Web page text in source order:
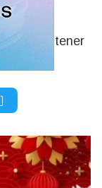
podrían tener